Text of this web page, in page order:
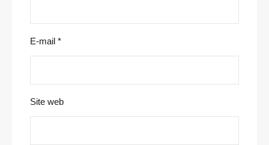
E-mail *
Site web